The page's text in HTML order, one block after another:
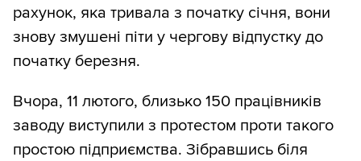
рахунок, яка тривала з початку січня, вони
знову змушені піти у чергову відпустку до
початку березня.
Вчора, 11 лютого, близько 150 працівників
заводу виступили з протестом проти такого
простою підприємства. Зібравшись біля